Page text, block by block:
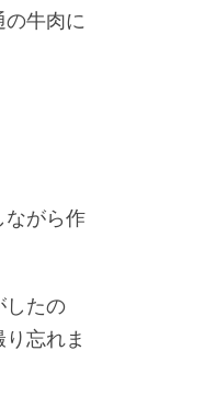
牛肉に
ながら作
したの
忘れま